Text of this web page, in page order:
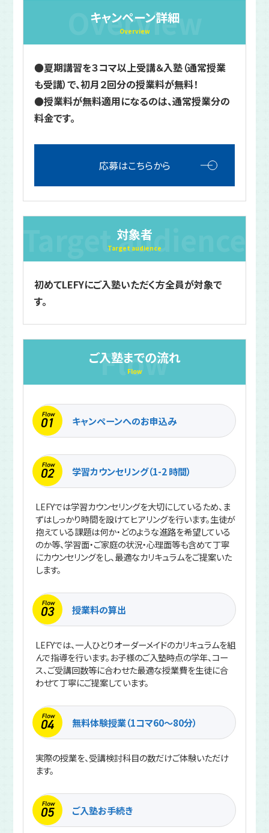
Overview
キャンペーン詳細
Overview
●夏期講習を３コマ以上受講＆入塾（通常授業
も受講）で、初月２回分の授業料が無料！
●授業料が無料適用になるのは、通常授業分の
料金です。
応募はこちらから
Target audience
対象者
Target audience
初めてLEFYにご入塾いただく方全員が対象で
す。
Flow
ご入塾までの流れ
Flow
キャンペーンへのお申込み
学習カウンセリング（1-2 時間）
LEFYでは学習カウンセリングを大切にしているため、ま
ずはしっかり時間を設けてヒアリングを行います。生徒が
抱えている課題は何か・どのような進路を希望している
のか等、学習面・ご家庭の状況・心理面等も含めて丁寧
にカウンセリングをし、最適なカリキュラムをご提案いた
します。
授業料の算出
LEFYでは、一人ひとりオーダーメイドのカリキュラムを組
んで指導を行います。お子様のご入塾時点の学年、コー
ス、ご受講回数等に合わせた最適な授業費を生徒に合
わせて丁寧にご提案しています。
無料体験授業（1コマ60〜80分）
実際の授業を、受講検討科目の数だけご体験いただけ
ます。
ご入塾お手続き